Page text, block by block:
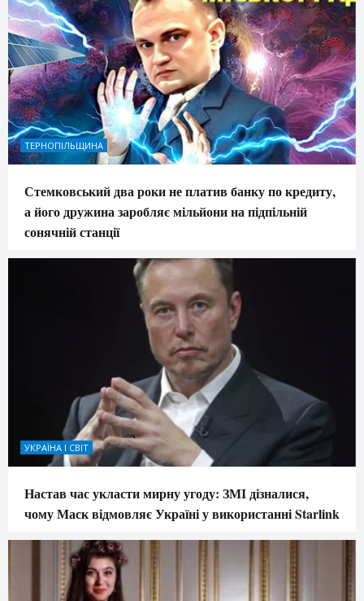
ТЕРНОПІЛЬЩИНА
Стемковський два роки не платив банку по кредиту,
а його дружина заробляє мільйони на підпільній
сонячній станції
УКРАЇНА І СВІТ
Настав час укласти мирну угоду: ЗМІ дізналися,
чому Маск відмовляє Україні у використанні Starlink